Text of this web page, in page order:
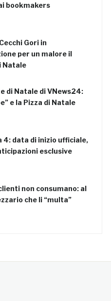
bookmakers
Gori in
per un malore il
Natale
di Natale di VNews24:
e la Pizza di Natale
4: data di inizio ufficiale,
esclusive
non consumano: al
che li “multa”